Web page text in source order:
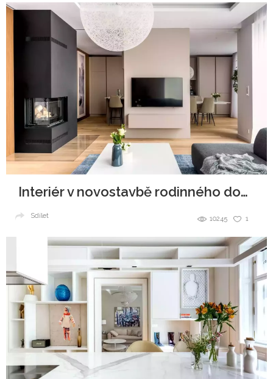
Interiér v novostavbě rodinného domu
1
10245
Sdílet